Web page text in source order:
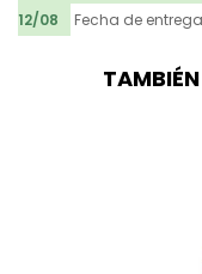
12/08
Fecha de